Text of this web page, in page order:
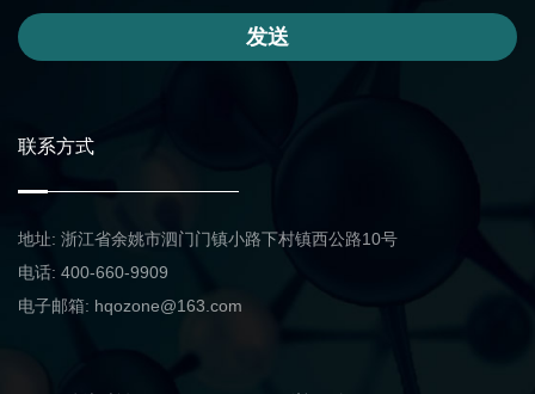
发送
联系方式
地址: 浙江省余姚市泗门门镇小路下村镇西公路10号
电话: 400-660-9909
电子邮箱: hqozone@163.com